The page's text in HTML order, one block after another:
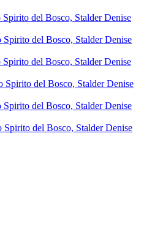
del Bosco, Stalder Denise
del Bosco, Stalder Denise
del Bosco, Stalder Denise
del Bosco, Stalder Denise
del Bosco, Stalder Denise
del Bosco, Stalder Denise